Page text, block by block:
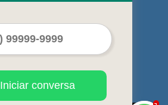
Mapa do site
Iniciar conversa